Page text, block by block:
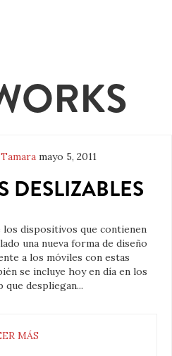
Tamara mayo 5, 2011
DESLIZABLES
dispositivos que contienen
una nueva forma de diseño
a los móviles con estas
se incluye hoy en día en los
que despliegan...
MÁS